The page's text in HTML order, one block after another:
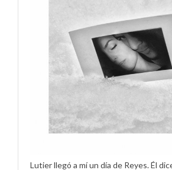
Lutier llegó a mí un día de Reyes. Él